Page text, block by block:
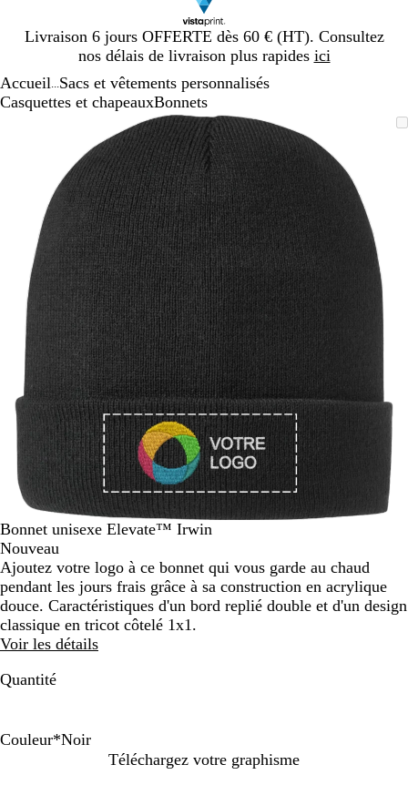
Livraison 6 jours OFFERTE dès 60 € (HT). Consultez
nos délais de livraison plus rapides ici
Diapositive
1
Accueil Sacs et vêtements personnalisés
Casquettes et chapeauxBonnets
Image
zoomable
Zoom
au
minimum
Cliquez
pour
développer
Utilisez
les
touches
plus
et
moins
pour
zoomer
et
les
touches
fléchées
pour
faire
défiler
Bonnet unisexe Elevate™ Irwin
Nouveau
Ajoutez votre logo à ce bonnet qui vous garde au chaud
pendant les jours frais grâce à sa construction en acrylique
douce. Caractéristiques d'un bord replié double et d'un design
classique en tricot côtelé 1x1.
Voir les détails
Quantité
Couleur*Noir
Téléchargez votre graphisme